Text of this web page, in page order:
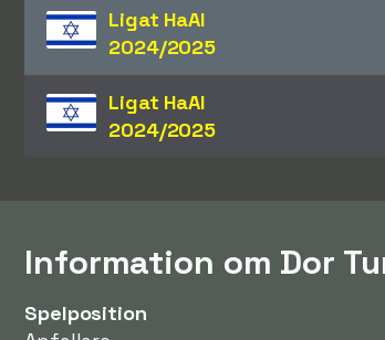
Ligat HaAl
2024/2025
Ligat HaAl
2024/2025
Information om Dor
Spelposition